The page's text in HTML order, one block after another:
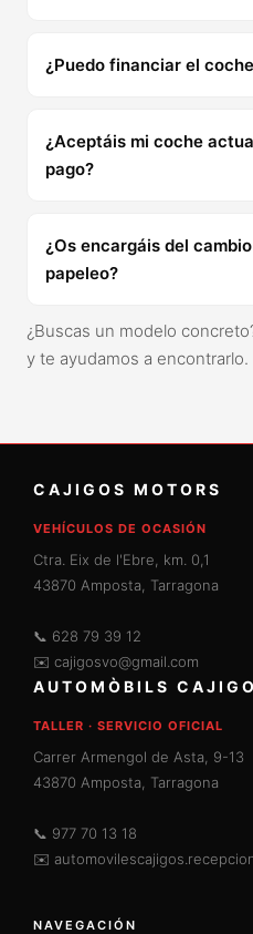
¿Puedo financiar el
¿Aceptáis mi coche
pago?
¿Os encargáis del
papeleo?
¿Buscas un modelo
y te ayudamos a encontrarlo.
CAJIGOS MOTORS
VEHÍCULOS DE OCASIÓN
Ctra. Eix de l'Ebre, km. 0,1
43870 Amposta, Tarragona
📞 628 79 39 12
✉️ cajigosvo@gmail.com
AUTOMÒBILS
TALLER · SERVICIO OFICIAL
Carrer Armengol de Asta, 9-13
43870 Amposta, Tarragona
📞 977 70 13 18
✉️
NAVEGACIÓN